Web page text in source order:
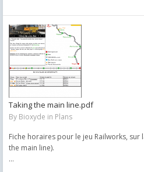
Taking the main line.pdf
By Bioxyde in Plans
Fiche horaires pour le jeu Railworks, sur
the main line).
...